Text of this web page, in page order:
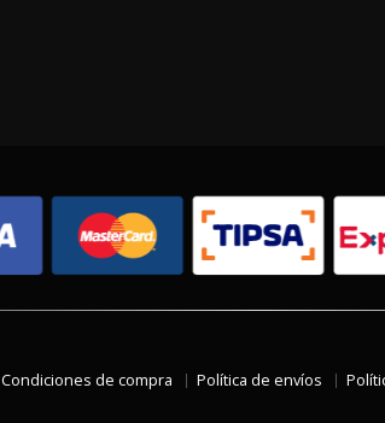
Condiciones de compra Política de envíos